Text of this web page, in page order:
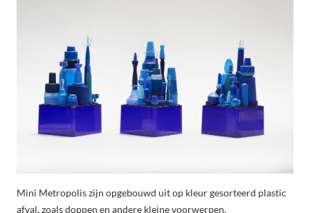
Mini Metropolis zijn opgebouwd uit op kleur gesorteerd plastic
afval, zoals doppen en andere kleine voorwerpen.